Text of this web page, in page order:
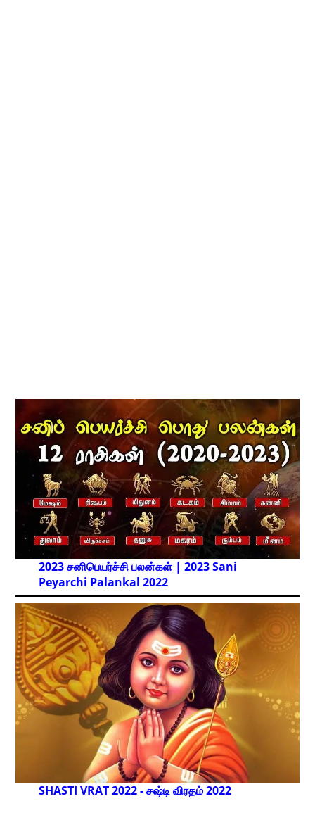
2023 சனிபெயர்ச்சி பலன்கள் | 2023 Sani
Peyarchi Palankal 2022
SHASTI VRAT 2022 - சஷ்டி விரதம் 2022